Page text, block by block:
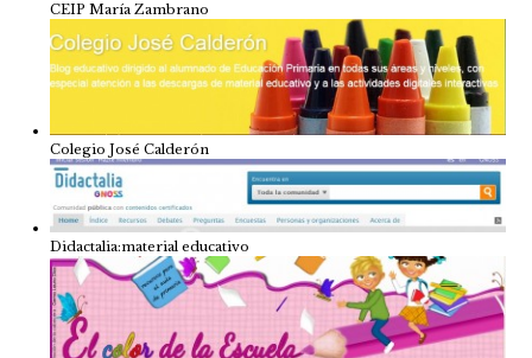
CEIP María Zambrano
Colegio José Calderón
Didactalia:material educativo